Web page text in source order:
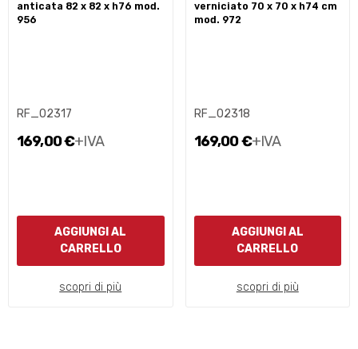
anticata 82 x 82 x h76 mod.
956
RF_02317
169,00 €+IVA
AGGIUNGI AL
CARRELLO
scopri di più
verniciato 70 x 70 x h74 cm
mod. 972
RF_02318
169,00 €+IVA
AGGIUNGI AL
CARRELLO
scopri di più